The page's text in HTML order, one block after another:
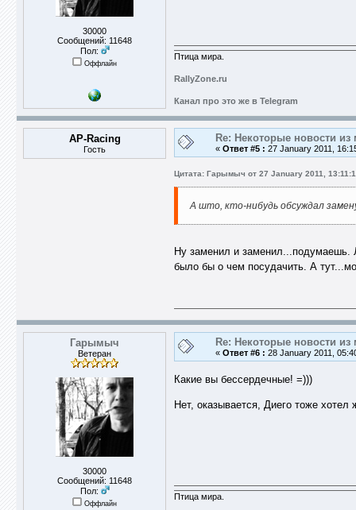
30000
Сообщений: 11648
Пол:
Оффлайн
Птица мира.
RallyZone.ru
Канал про это же в Telegram
AP-Racing
Гость
Re: Некоторые новости
« Ответ #5 : 27 January 2011,
Цитата: Гарымыч от 27 January 2011,
А што, кто-нибудь обсуждал
Ну заменил и заменил...подумаешь.
было бы о чем посудачить. А
Гарымыч
Ветеран
30000
Сообщений: 11648
Пол:
Оффлайн
Re: Некоторые новости
« Ответ #6 : 28 January 2011,
Какие вы бессердечные! =)))
Нет, оказывается, Диего тоже хотел
Птица мира.